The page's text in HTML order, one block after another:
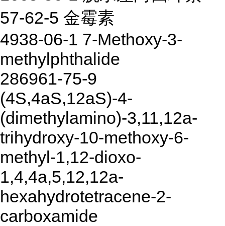
57-62-5 金霉素
4938-06-1 7-Methoxy-3-
methylphthalide
286961-75-9
(4S,4aS,12aS)-4-
(dimethylamino)-3,11,12a-
trihydroxy-10-methoxy-6-
methyl-1,12-dioxo-
1,4,4a,5,12,12a-
hexahydrotetracene-2-
carboxamide